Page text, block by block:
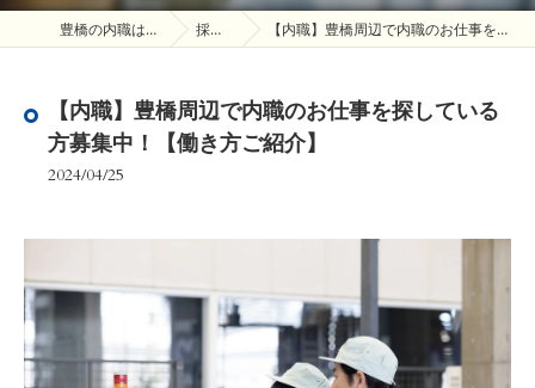
豊橋の内職は株式会社オオサワ 採用ブログ 【内職】豊橋周辺で内職のお仕事を探している方募集中！【働き方ご紹介】
【内職】豊橋周辺で内職のお仕事を探している
方募集中！【働き方ご紹介】
2024/04/25